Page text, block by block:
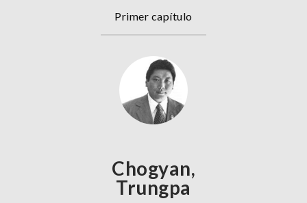
Primer capítulo
Chogyan,
Trungpa